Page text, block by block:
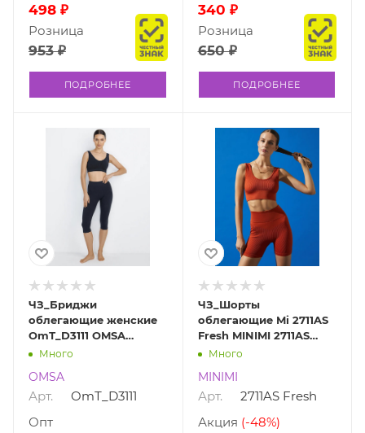
498 ₽
953 ₽
Розница
ПОДРОБНЕЕ
340 ₽
650 ₽
Розница
ПОДРОБНЕЕ
ЧЗ_Бриджи
облегающие женские
OmТ_D3111 OMSA
OmТ_D3111
Много
OMSA
Арт. OmТ_D3111
Опт
ЧЗ_Шорты
облегающие Mi 2711AS
Fresh MINIMI 2711AS
Fresh
Много
MINIMI
Арт. 2711AS Fresh
Акция (-48%)